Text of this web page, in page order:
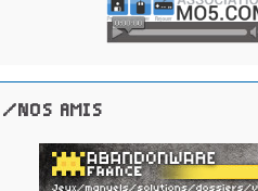
/NOS AMIS